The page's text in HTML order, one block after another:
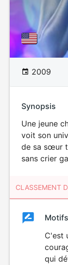
2009
Synopsis
Une jeune
voit son
de sa sœur
sans crier
CLASSEMENT
Classement
C'est
qui